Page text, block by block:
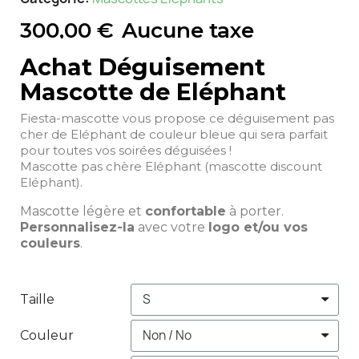
300,00 € Aucune taxe
Achat Déguisement
Mascotte de Eléphant
Fiesta-mascotte vous propose ce déguisement pas
cher de Eléphant de couleur bleue qui sera parfait
pour toutes vos soirées déguisées !
Mascotte pas chère Eléphant (mascotte discount
Eléphant).
Mascotte légère et confortable à porter.
Personnalisez-la avec votre logo et/ou vos
couleurs.
Taille
Couleur